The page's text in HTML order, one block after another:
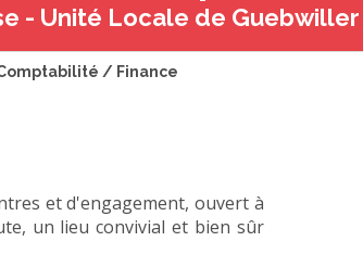
- Unité Locale de Guebwiller
/ Finance
et d'engagement, ouvert à
un lieu convivial et bien sûr